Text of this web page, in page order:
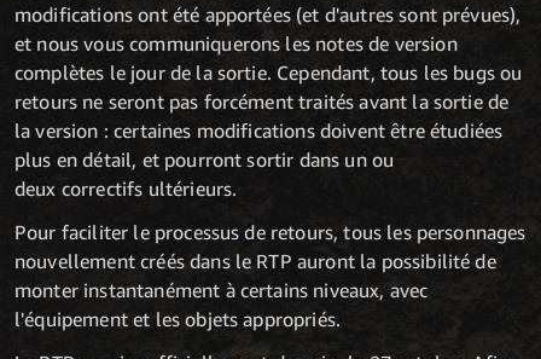
modifications ont été apportées (et d'autres sont prévues),
et nous vous communiquerons les notes de version
complètes le jour de la sortie. Cependant, tous les bugs ou
retours ne seront pas forcément traités avant la sortie de
la version : certaines modifications doivent être étudiées
plus en détail, et pourront sortir dans un ou
deux correctifs ultérieurs.
Pour faciliter le processus de retours, tous les personnages
nouvellement créés dans le RTP auront la possibilité de
monter instantanément à certains niveaux, avec
l'équipement et les objets appropriés.